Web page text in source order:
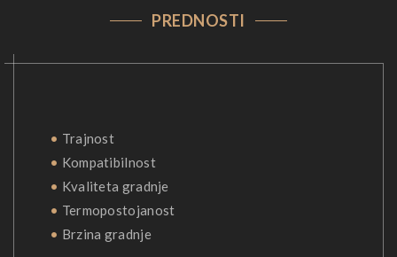
PREDNOSTI
• Trajnost
• Kompatibilnost
• Kvaliteta gradnje
• Termopostojanost
• Brzina gradnje